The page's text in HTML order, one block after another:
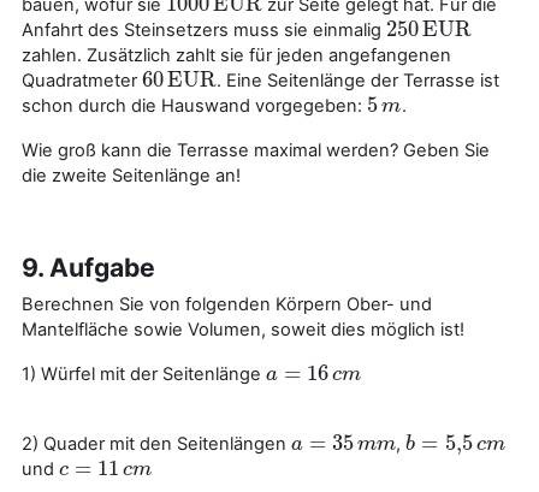
bauen, wofür sie 1000EUR
zur Seite gelegt hat. Für die
Anfahrt des Steinsetzers muss sie einmalig 250EUR
250EUR
zahlen. Zusätzlich zahlt sie für jeden angefangenen
Quadratmeter60EUR
60EUR
. Eine Seitenlänge der Terrasse ist
schon durch die Hauswand vorgegeben: 5m
5m .
Wie groß kann die Terrasse maximal werden? Geben Sie
die zweite Seitenlänge an!
9. Aufgabe
Berechnen Sie von folgenden Körpern Ober- und
Mantelfläche sowie Volumen, soweit dies möglich ist!
1) Würfel mit der Seitenlänge a = 16cm
a=16 cm
2) Quader mit den Seitenlängen a = 35mm
a=35mm ,b = 5,5 cm
b =5 5cm
und c = 11 cm
c =11 cm